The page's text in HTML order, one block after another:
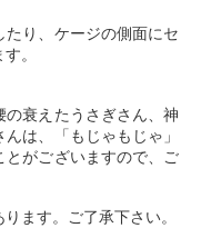
り、ケージの側面にセ
。
衰えたうさぎさん、神
は、「もじゃもじゃ」
とがございますので、ご
ます。ご了承下さい。